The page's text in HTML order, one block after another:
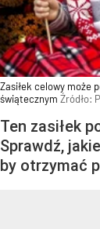
Zasiłek celowy może
świątecznym Źródło:
Ten zasiłek
Sprawdź,
by otrzymać